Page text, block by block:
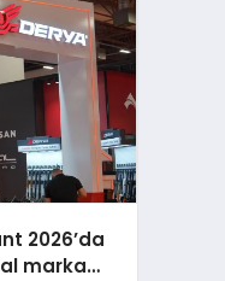
2026’da
marka